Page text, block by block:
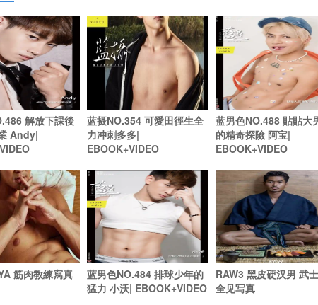
解放下課後
Andy|
蓝摄NO.354 可愛田徑生全
力冲刺多多|
EBOOK+VIDEO
蓝男色NO.488 貼貼大
的精奇探險 阿宝|
EBOOK+VIDEO
筋肉教練寫真
蓝男色NO.484 排球少年的
猛力 小沃| EBOOK+VIDEO
RAW3 黑皮硬汉男 武
全见写真